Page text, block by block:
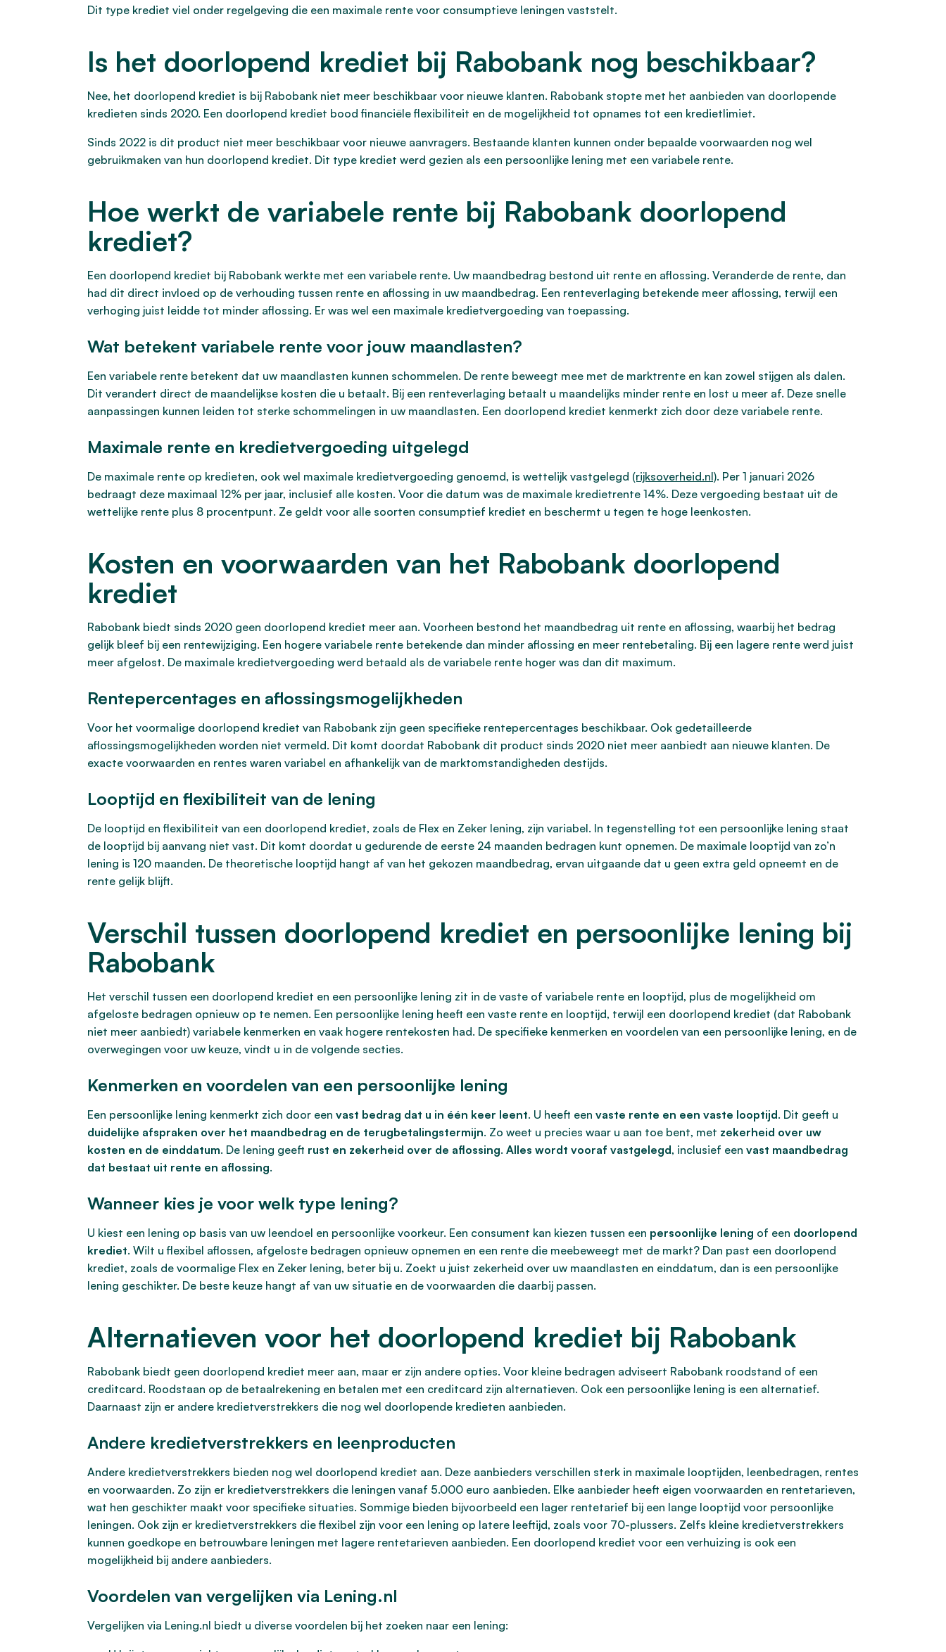
Dit type krediet viel onder regelgeving die een maximale rente voor consumptieve leningen vaststelt.
Is het doorlopend krediet bij Rabobank nog beschikbaar?
Nee, het doorlopend krediet is bij Rabobank niet meer beschikbaar voor nieuwe klanten. Rabobank stopte met het aanbieden van doorlopende
kredieten sinds 2020. Een doorlopend krediet bood financiële flexibiliteit en de mogelijkheid tot opnames tot een kredietlimiet.
Sinds 2022 is dit product niet meer beschikbaar voor nieuwe aanvragers. Bestaande klanten kunnen onder bepaalde voorwaarden nog wel
gebruikmaken van hun doorlopend krediet. Dit type krediet werd gezien als een persoonlijke lening met een variabele rente.
Hoe werkt de variabele rente bij Rabobank doorlopend
krediet?
Een doorlopend krediet bij Rabobank werkte met een variabele rente. Uw maandbedrag bestond uit rente en aflossing. Veranderde de rente, dan
had dit direct invloed op de verhouding tussen rente en aflossing in uw maandbedrag. Een renteverlaging betekende meer aflossing, terwijl een
verhoging juist leidde tot minder aflossing. Er was wel een maximale kredietvergoeding van toepassing.
Wat betekent variabele rente voor jouw maandlasten?
Een variabele rente betekent dat uw maandlasten kunnen schommelen. De rente beweegt mee met de marktrente en kan zowel stijgen als dalen.
Dit verandert direct de maandelijkse kosten die u betaalt. Bij een renteverlaging betaalt u maandelijks minder rente en lost u meer af. Deze snelle
aanpassingen kunnen leiden tot sterke schommelingen in uw maandlasten. Een doorlopend krediet kenmerkt zich door deze variabele rente.
Maximale rente en kredietvergoeding uitgelegd
De maximale rente op kredieten, ook wel maximale kredietvergoeding genoemd, is wettelijk vastgelegd (rijksoverheid.nl). Per 1 januari 2026
bedraagt deze maximaal 12% per jaar, inclusief alle kosten. Voor die datum was de maximale kredietrente 14%. Deze vergoeding bestaat uit de
wettelijke rente plus 8 procentpunt. Ze geldt voor alle soorten consumptief krediet en beschermt u tegen te hoge leenkosten.
Kosten en voorwaarden van het Rabobank doorlopend
krediet
Rabobank biedt sinds 2020 geen doorlopend krediet meer aan. Voorheen bestond het maandbedrag uit rente en aflossing, waarbij het bedrag
gelijk bleef bij een rentewijziging. Een hogere variabele rente betekende dan minder aflossing en meer rentebetaling. Bij een lagere rente werd juist
meer afgelost. De maximale kredietvergoeding werd betaald als de variabele rente hoger was dan dit maximum.
Rentepercentages en aflossingsmogelijkheden
Voor het voormalige doorlopend krediet van Rabobank zijn geen specifieke rentepercentages beschikbaar. Ook gedetailleerde
aflossingsmogelijkheden worden niet vermeld. Dit komt doordat Rabobank dit product sinds 2020 niet meer aanbiedt aan nieuwe klanten. De
exacte voorwaarden en rentes waren variabel en afhankelijk van de marktomstandigheden destijds.
Looptijd en flexibiliteit van de lening
De looptijd en flexibiliteit van een doorlopend krediet, zoals de Flex en Zeker lening, zijn variabel. In tegenstelling tot een persoonlijke lening staat
de looptijd bij aanvang niet vast. Dit komt doordat u gedurende de eerste 24 maanden bedragen kunt opnemen. De maximale looptijd van zo’n
lening is 120 maanden. De theoretische looptijd hangt af van het gekozen maandbedrag, ervan uitgaande dat u geen extra geld opneemt en de
rente gelijk blijft.
Verschil tussen doorlopend krediet en persoonlijke lening bij
Rabobank
Het verschil tussen een doorlopend krediet en een persoonlijke lening zit in de vaste of variabele rente en looptijd, plus de mogelijkheid om
afgeloste bedragen opnieuw op te nemen. Een persoonlijke lening heeft een vaste rente en looptijd, terwijl een doorlopend krediet (dat Rabobank
niet meer aanbiedt) variabele kenmerken en vaak hogere rentekosten had. De specifieke kenmerken en voordelen van een persoonlijke lening, en de
overwegingen voor uw keuze, vindt u in de volgende secties.
Kenmerken en voordelen van een persoonlijke lening
Een persoonlijke lening kenmerkt zich door een vast bedrag dat u in één keer leent. U heeft een vaste rente en een vaste looptijd. Dit geeft u
duidelijke afspraken over het maandbedrag en de terugbetalingstermijn. Zo weet u precies waar u aan toe bent, met zekerheid over uw
kosten en de einddatum. De lening geeft rust en zekerheid over de aflossing. Alles wordt vooraf vastgelegd, inclusief een vast maandbedrag
dat bestaat uit rente en aflossing.
Wanneer kies je voor welk type lening?
U kiest een lening op basis van uw leendoel en persoonlijke voorkeur. Een consument kan kiezen tussen een persoonlijke lening of een doorlopend
krediet. Wilt u flexibel aflossen, afgeloste bedragen opnieuw opnemen en een rente die meebeweegt met de markt? Dan past een doorlopend
krediet, zoals de voormalige Flex en Zeker lening, beter bij u. Zoekt u juist zekerheid over uw maandlasten en einddatum, dan is een persoonlijke
lening geschikter. De beste keuze hangt af van uw situatie en de voorwaarden die daarbij passen.
Alternatieven voor het doorlopend krediet bij Rabobank
Rabobank biedt geen doorlopend krediet meer aan, maar er zijn andere opties. Voor kleine bedragen adviseert Rabobank roodstand of een
creditcard. Roodstaan op de betaalrekening en betalen met een creditcard zijn alternatieven. Ook een persoonlijke lening is een alternatief.
Daarnaast zijn er andere kredietverstrekkers die nog wel doorlopende kredieten aanbieden.
Andere kredietverstrekkers en leenproducten
Andere kredietverstrekkers bieden nog wel doorlopend krediet aan. Deze aanbieders verschillen sterk in maximale looptijden, leenbedragen, rentes
en voorwaarden. Zo zijn er kredietverstrekkers die leningen vanaf 5.000 euro aanbieden. Elke aanbieder heeft eigen voorwaarden en rentetarieven,
wat hen geschikter maakt voor specifieke situaties. Sommige bieden bijvoorbeeld een lager rentetarief bij een lange looptijd voor persoonlijke
leningen. Ook zijn er kredietverstrekkers die flexibel zijn voor een lening op latere leeftijd, zoals voor 70-plussers. Zelfs kleine kredietverstrekkers
kunnen goedkope en betrouwbare leningen met lagere rentetarieven aanbieden. Een doorlopend krediet voor een verhuizing is ook een
mogelijkheid bij andere aanbieders.
Voordelen van vergelijken via Lening.nl
Vergelijken via Lening.nl biedt u diverse voordelen bij het zoeken naar een lening: